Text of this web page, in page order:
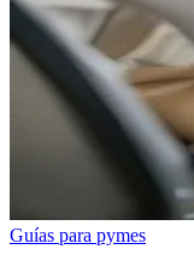
Guías para pymes